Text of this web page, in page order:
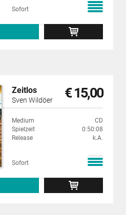
Sofort
Zeitlos
Sven Wildöer € 15,00
Medium
CD
Spielzeit
0:50:08
Release
k.A.
Sofort